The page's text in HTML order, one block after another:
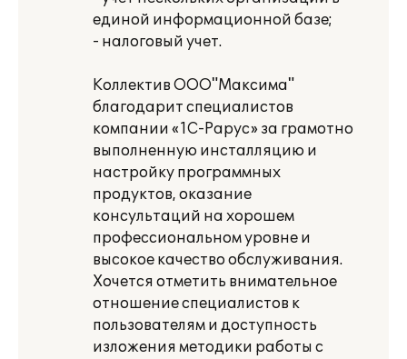
единой информационной базе;
- налоговый учет.
Коллектив ООО"Максима"
благодарит специалистов
компании «1С-Рарус» за грамотно
выполненную инсталляцию и
настройку программных
продуктов, оказание
консультаций на хорошем
профессиональном уровне и
высокое качество обслуживания.
Хочется отметить внимательное
отношение специалистов к
пользователям и доступность
изложения методики работы с